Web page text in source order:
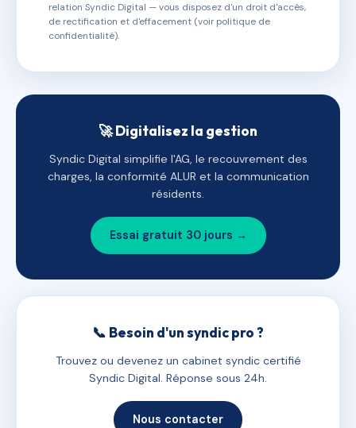
relation Syndic Digital — vous disposez d'un droit d'accès,
de rectification et d'effacement (voir politique de
confidentialité).
🚀 Digitalisez la gestion
Syndic Digital simplifie l'AG, le recouvrement des
charges, la conformité ALUR et la communication
résidents.
Essai gratuit 30 jours →
📞 Besoin d'un syndic pro ?
Trouvez ou devenez un cabinet syndic certifié
Syndic Digital. Réponse sous 24h.
Nous contacter